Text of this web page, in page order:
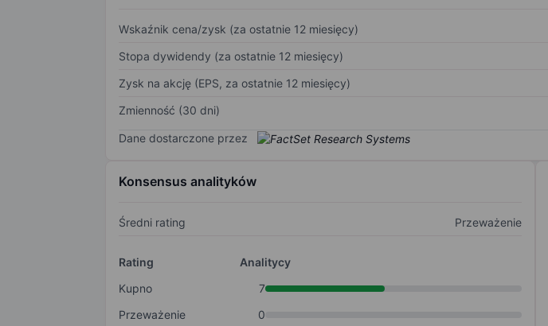
Wskaźnik cena/zysk (za ostatnie 12 miesięcy)
Stopa dywidendy (za ostatnie 12 miesięcy)
Zysk na akcję (EPS, za ostatnie 12 miesięcy)
Zmienność (30 dni)
Dane dostarczone przez
Konsensus analityków
Średni rating Przeważenie
Rating
Analitycy
Kupno
7
Przeważenie
0